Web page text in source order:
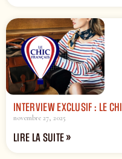
INTERVIEW EXCLUSIF : LE
novembre 27, 2025
LIRE LA SUITE »